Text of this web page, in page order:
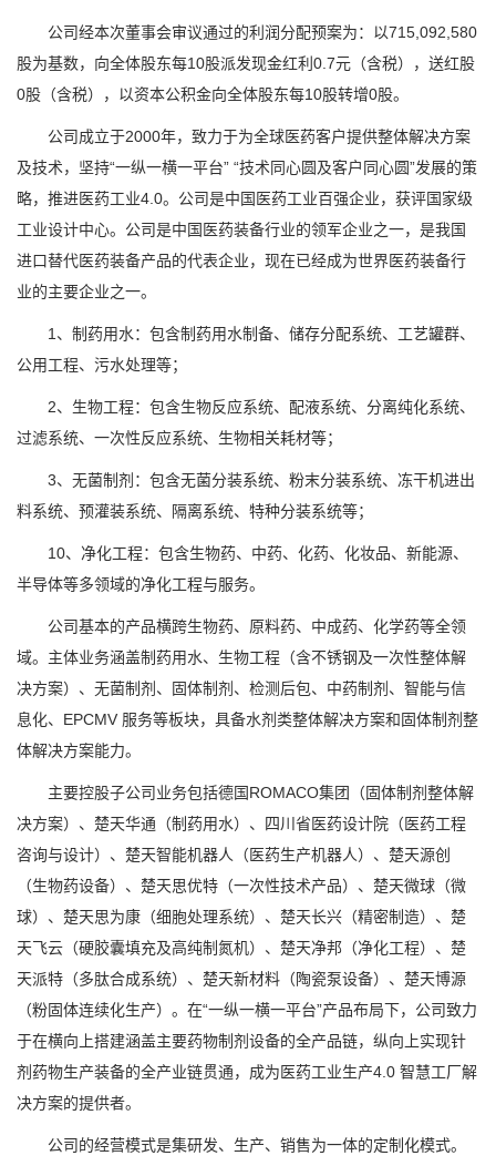
公司经本次董事会审议通过的利润分配预案为：以715,092,580
股为基数，向全体股东每10股派发现金红利0.7元（含税），送红股
0股（含税），以资本公积金向全体股东每10股转增0股。
公司成立于2000年，致力于为全球医药客户提供整体解决方案
及技术，坚持“一纵一横一平台” “技术同心圆及客户同心圆”发展的策
略，推进医药工业4.0。公司是中国医药工业百强企业，获评国家级
工业设计中心。公司是中国医药装备行业的领军企业之一，是我国
进口替代医药装备产品的代表企业，现在已经成为世界医药装备行
业的主要企业之一。
1、制药用水：包含制药用水制备、储存分配系统、工艺罐群、
公用工程、污水处理等；
2、生物工程：包含生物反应系统、配液系统、分离纯化系统、
过滤系统、一次性反应系统、生物相关耗材等；
3、无菌制剂：包含无菌分装系统、粉末分装系统、冻干机进出
料系统、预灌装系统、隔离系统、特种分装系统等；
10、净化工程：包含生物药、中药、化药、化妆品、新能源、
半导体等多领域的净化工程与服务。
公司基本的产品横跨生物药、原料药、中成药、化学药等全领
域。主体业务涵盖制药用水、生物工程（含不锈钢及一次性整体解
决方案）、无菌制剂、固体制剂、检测后包、中药制剂、智能与信
息化、EPCMV 服务等板块，具备水剂类整体解决方案和固体制剂整
体解决方案能力。
主要控股子公司业务包括德国ROMACO集团（固体制剂整体解
决方案）、楚天华通（制药用水）、四川省医药设计院（医药工程
咨询与设计）、楚天智能机器人（医药生产机器人）、楚天源创
（生物药设备）、楚天思优特（一次性技术产品）、楚天微球（微
球）、楚天思为康（细胞处理系统）、楚天长兴（精密制造）、楚
天飞云（硬胶囊填充及高纯制氮机）、楚天净邦（净化工程）、楚
天派特（多肽合成系统）、楚天新材料（陶瓷泵设备）、楚天博源
（粉固体连续化生产）。在“一纵一横一平台”产品布局下，公司致力
于在横向上搭建涵盖主要药物制剂设备的全产品链，纵向上实现针
剂药物生产装备的全产业链贯通，成为医药工业生产4.0 智慧工厂解
决方案的提供者。
公司的经营模式是集研发、生产、销售为一体的定制化模式。